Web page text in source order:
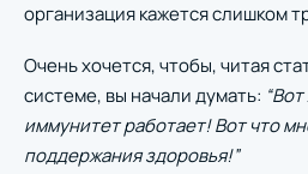
организация кажется слишком
Очень хочется, чтобы, читая
системе, вы начали думать:
иммунитет работает! Вот что
поддержания здоровья!”